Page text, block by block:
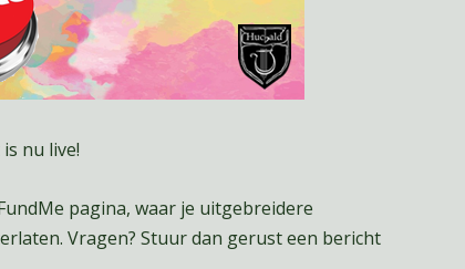
nu live!
pagina, waar je uitgebreidere
Vragen? Stuur dan gerust een bericht